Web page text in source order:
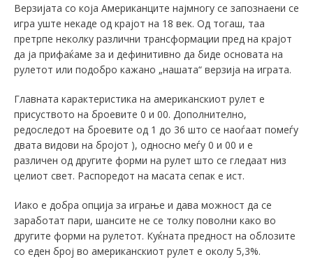
Верзијата со која Американците најмногу се запознаени се
игра уште некаде од крајот на 18 век. Од тогаш, таа
претрпе неколку различни трансформации пред на крајот
да ја прифаќаме за и дефинитивно да биде основата на
рулетот или подобро кажано „нашата“ верзија на играта.
Главната карактеристика на американскиот рулет е
присуството на броевите 0 и 00. Дополнително,
редоследот на броевите од 1 до 36 што се наоѓаат помеѓу
двата видови на бројот ), односно меѓу 0 и 00 и е
различен од другите форми на рулет што се гледаат низ
целиот свет. Распоредот на масата сепак е ист.
Иако е добра опција за играње и дава можност да се
заработат пари, шансите не се толку поволни како во
другите форми на рулетот. Куќната предност на облозите
со еден број во американскиот рулет е околу 5,3%.